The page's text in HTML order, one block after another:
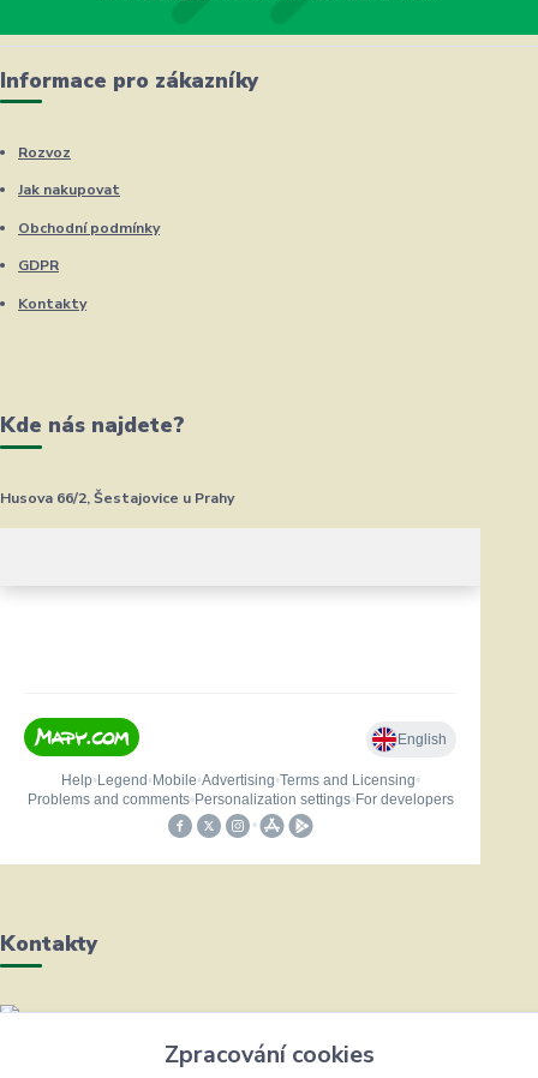
Informace pro zákazníky
Rozvoz
Jak nakupovat
Obchodní podmínky
GDPR
Kontakty
Kde nás najdete?
Husova 66/2, Šestajovice u Prahy
Kontakty
Helena Bayerová
+420 604 711 491Zpracování cookies